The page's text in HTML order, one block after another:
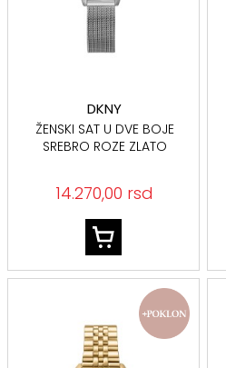
DKNY
ŽENSKI SAT U DVE BOJE
SREBRO ROZE ZLATO
14.270,00 rsd